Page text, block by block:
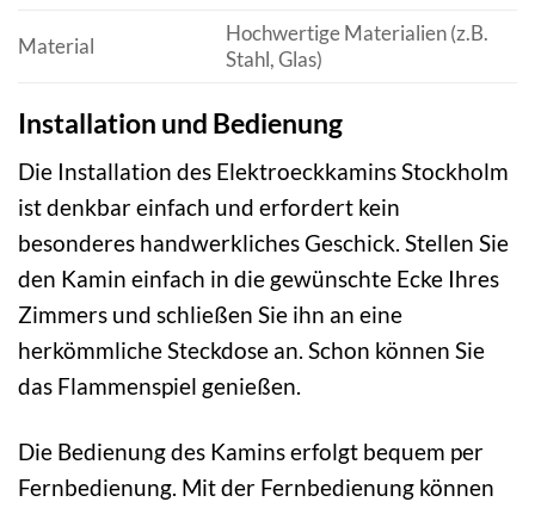
Material
Hochwertige Materialien (z.B.
Stahl, Glas)
Installation und Bedienung
Die Installation des Elektroeckkamins Stockholm
ist denkbar einfach und erfordert kein
besonderes handwerkliches Geschick. Stellen Sie
den Kamin einfach in die gewünschte Ecke Ihres
Zimmers und schließen Sie ihn an eine
herkömmliche Steckdose an. Schon können Sie
das Flammenspiel genießen.
Die Bedienung des Kamins erfolgt bequem per
Fernbedienung. Mit der Fernbedienung können